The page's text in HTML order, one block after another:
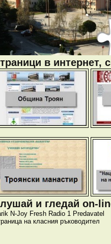
в интернет,
и гледай on-
N-Joy Fresh Radio 1 Predavatel
на класния ръководител